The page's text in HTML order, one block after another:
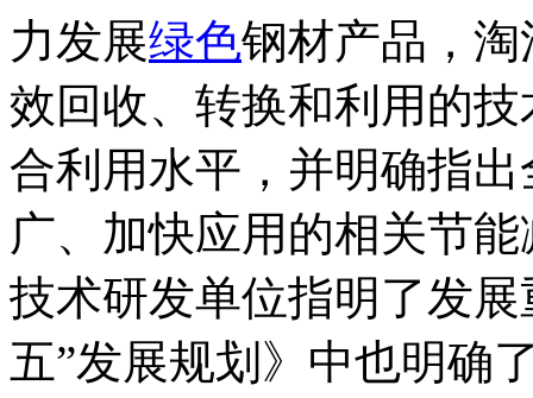
力发展绿色钢材产品，
效回收、转换和利用的
合利用水平，并明确指
广、加快应用的相关节
技术研发单位指明了发
五”发展规划》中也明确